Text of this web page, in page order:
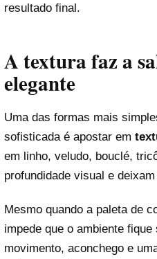
resultado final.
A textura faz a
elegante
Uma das formas mais
sofisticada é apostar em
em linho, veludo, bouclé,
profundidade visual e
Mesmo quando a paleta de
impede que o ambiente
movimento, aconchego e